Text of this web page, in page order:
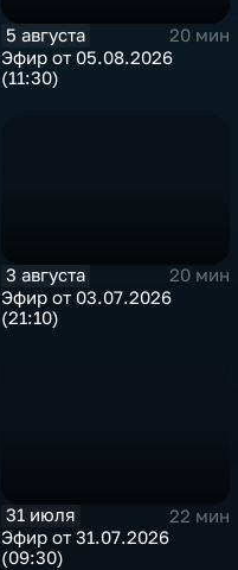
5 августа
20 мин
Эфир от 05.08.2026
(11:30)
3 августа
20 мин
Эфир от 03.07.2026
(21:10)
31 июля
22 мин
Эфир от 31.07.2026
(09:30)